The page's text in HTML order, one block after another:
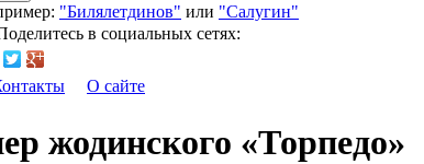
"Билялетдинов" или "Салугин"
в социальных сетях:
О сайте
жодинского «Торпедо»